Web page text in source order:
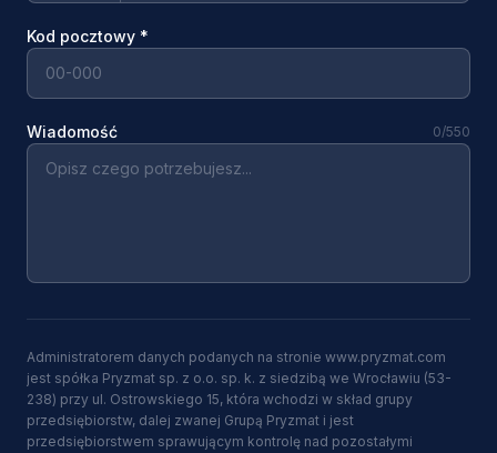
Kod pocztowy *
Wiadomość 0/550
Administratorem danych podanych na stronie www.pryzmat.com
jest spółka Pryzmat sp. z o.o. sp. k. z siedzibą we Wrocławiu (53-
238) przy ul. Ostrowskiego 15, która wchodzi w skład grupy
przedsiębiorstw, dalej zwanej Grupą Pryzmat i jest
przedsiębiorstwem sprawującym kontrolę nad pozostałymi